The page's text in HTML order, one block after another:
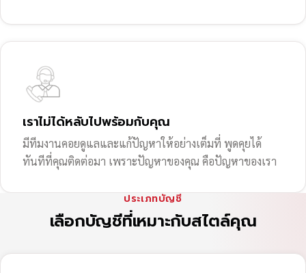
เราไม่ได้หลับไปพร้อมกับคุณ
มีทีมงานคอยดูแลและแก้ปัญหาให้อย่างเต็มที่ พูดคุยได้
ทันทีที่คุณติดต่อมา เพราะปัญหาของคุณ คือปัญหาของเรา
ประเภทบัญชี
เลือกบัญชีที่เหมาะกับสไตล์คุณ